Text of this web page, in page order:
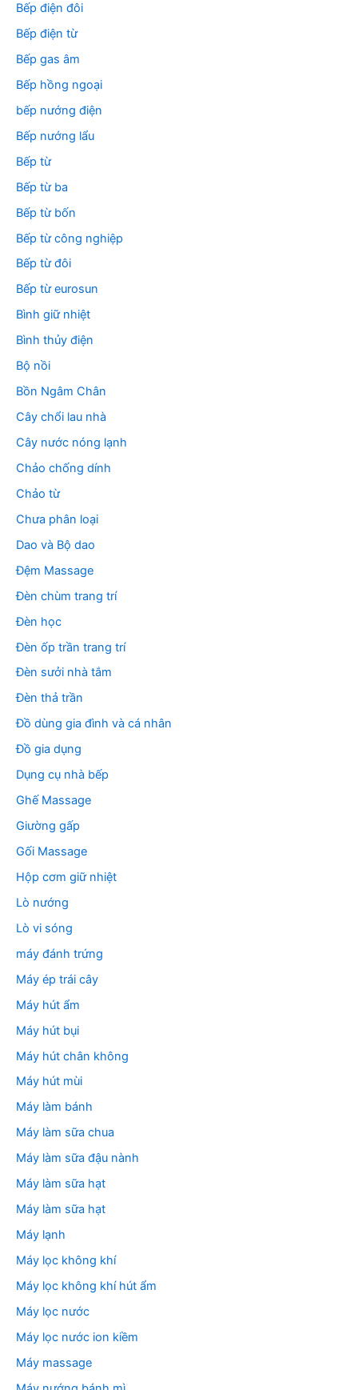
Bếp điện đôi
Bếp điện từ
Bếp gas âm
Bếp hồng ngoại
bếp nướng điện
Bếp nướng lẩu
Bếp từ
Bếp từ ba
Bếp từ bốn
Bếp từ công nghiệp
Bếp từ đôi
Bếp từ eurosun
Bình giữ nhiệt
Bình thủy điện
Bộ nồi
Bồn Ngâm Chân
Cây chổi lau nhà
Cây nước nóng lạnh
Chảo chống dính
Chảo từ
Chưa phân loại
Dao và Bộ dao
Đệm Massage
Đèn chùm trang trí
Đèn học
Đèn ốp trần trang trí
Đèn sưởi nhà tắm
Đèn thả trần
Đồ dùng gia đình và cá nhân
Đồ gia dụng
Dụng cụ nhà bếp
Ghế Massage
Giường gấp
Gối Massage
Hộp cơm giữ nhiệt
Lò nướng
Lò vi sóng
máy đánh trứng
Máy ép trái cây
Máy hút ẩm
Máy hút bụi
Máy hút chân không
Máy hút mùi
Máy làm bánh
Máy làm sữa chua
Máy làm sữa đậu nành
Máy làm sữa hạt
Máy làm sữa hạt
Máy lạnh
Máy lọc không khí
Máy lọc không khí hút ẩm
Máy lọc nước
Máy lọc nước ion kiềm
Máy massage